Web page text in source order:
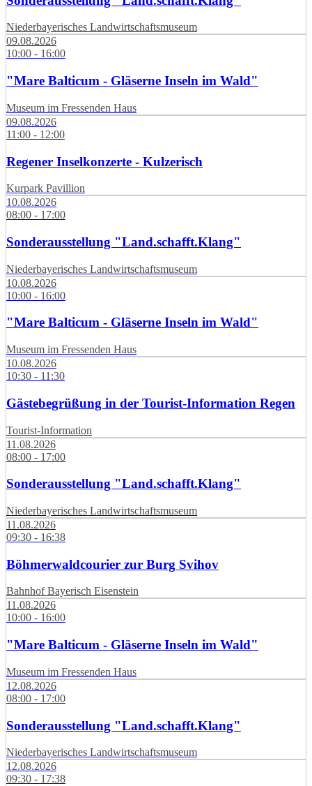
Niederbayerisches Landwirtschaftsmuseum
09.08.2026
10:00 - 16:00
"Mare Balticum - Gläserne Inseln im Wald"
Museum im Fressenden Haus
09.08.2026
11:00 - 12:00
Regener Inselkonzerte - Kulzerisch
Kurpark Pavillion
10.08.2026
08:00 - 17:00
Sonderausstellung "Land.schafft.Klang"
Niederbayerisches Landwirtschaftsmuseum
10.08.2026
10:00 - 16:00
"Mare Balticum - Gläserne Inseln im Wald"
Museum im Fressenden Haus
10.08.2026
10:30 - 11:30
Gästebegrüßung in der Tourist-Information Regen
Tourist-Information
11.08.2026
08:00 - 17:00
Sonderausstellung "Land.schafft.Klang"
Niederbayerisches Landwirtschaftsmuseum
11.08.2026
09:30 - 16:38
Böhmerwaldcourier zur Burg Svihov
Bahnhof Bayerisch Eisenstein
11.08.2026
10:00 - 16:00
"Mare Balticum - Gläserne Inseln im Wald"
Museum im Fressenden Haus
12.08.2026
08:00 - 17:00
Sonderausstellung "Land.schafft.Klang"
Niederbayerisches Landwirtschaftsmuseum
12.08.2026
09:30 - 17:38